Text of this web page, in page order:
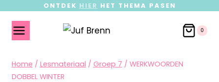
ONTDEK HIER HET THEMA PASEN
0
Home / Lesmateriaal / Groep 7 / WERKWOORDEN
DOBBEL WINTER